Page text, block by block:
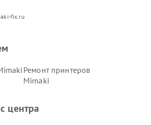
fix.ru
Ремонт принтеров
Mimaki
центра